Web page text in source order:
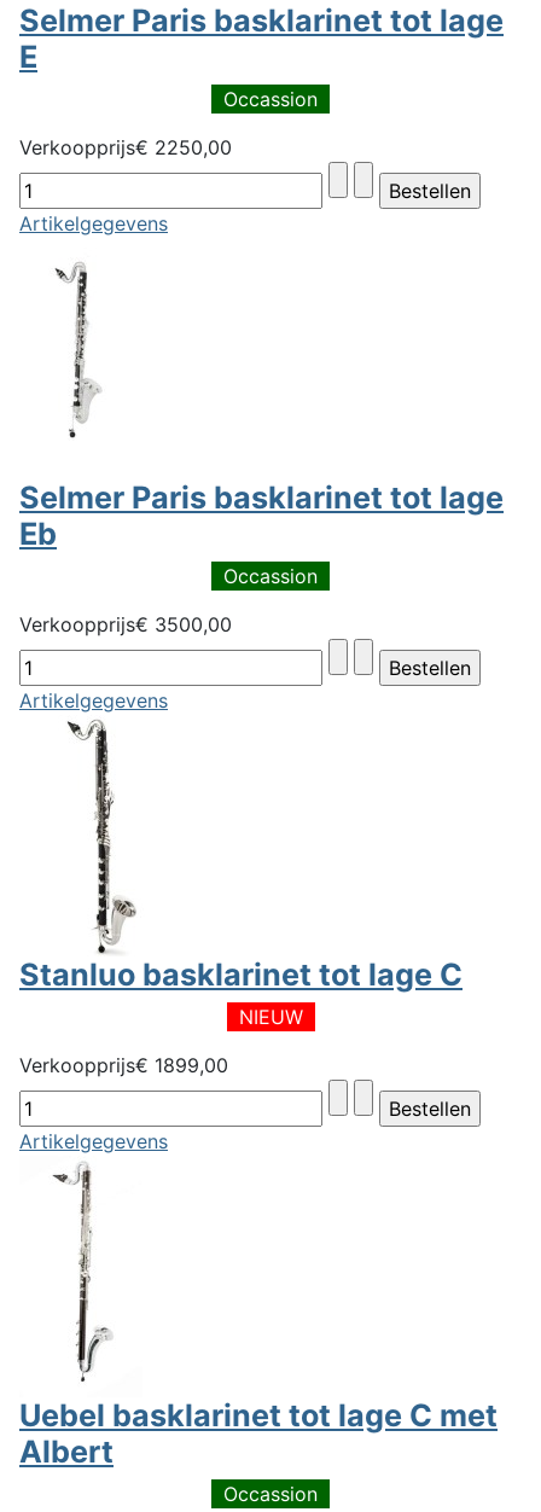
Selmer Paris basklarinet tot lage
E
Occassion
Verkoopprijs€ 2250,00
Artikelgegevens
Selmer Paris basklarinet tot lage
Eb
Occassion
Verkoopprijs€ 3500,00
Artikelgegevens
Stanluo basklarinet tot lage C
NIEUW
Verkoopprijs€ 1899,00
Artikelgegevens
Uebel basklarinet tot lage C met
Albert
Occassion